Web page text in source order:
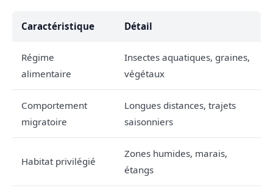
Caractéristique Détail
Régime
alimentaire
Insectes aquatiques, graines,
végétaux
Comportement
migratoire
Longues distances, trajets
saisonniers
Habitat privilégié
Zones humides, marais,
étangs